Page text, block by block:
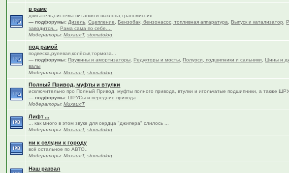
в раме
двигатель,система питания и выхлопа,трансмиссия
— подфорумы: Дизель ,Сцепление ,Бензобак, бензонасос, топливная аппаратура ,Выпуск и катализатор ,
заводится...
,Рама сама по себе....
Модераторы:МихаилТ,stomatolog
под рамой
подвеска,рулевая,колёсья,тормоза...
— подфорумы: Пружины и амортизаторы ,Редукторы и мосты ,Полуоси, подшипники и сальники ,Шины и
валы
Модераторы:МихаилТ,stomatolog
Полный Привод, муфты и втулки
исключительно про Полный Привод, муфты полного привода, втулки и игольчатые подшипники, а также
— подфорумы: ШРУСы и передние привода
Модераторы:МихаилТ
Лифт ...
... как много в этом звуке для сердца "джипера" слилось ...
Модераторы:МихаилТ,stomatolog
ни к селу,ни к городу
всё остальное по АВТО..
Модераторы:МихаилТ,stomatolog
Наш развал